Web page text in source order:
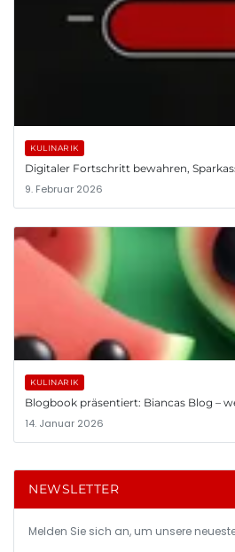
KULINARIK
Digitaler Fortschritt bewahren,
9. Februar 2026
KULINARIK
Blogbook präsentiert: Biancas Blog –
14. Januar 2026
NEWSLETTER
Melden Sie sich an, um unsere